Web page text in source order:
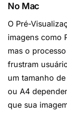
No Mac
O Pré-
imagens como
mas o
frustram
um tamanho
ou A4
que sua